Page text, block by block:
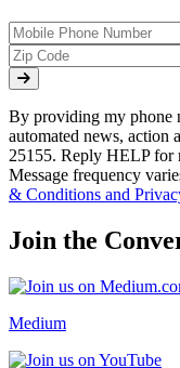
By providing my phone
automated news, action
25155. Reply HELP for
Message frequency
& Conditions and
Join the
Medium